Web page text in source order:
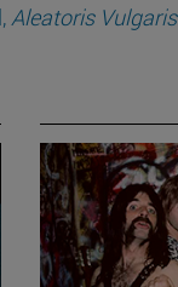
Aleatoris Vulgaris